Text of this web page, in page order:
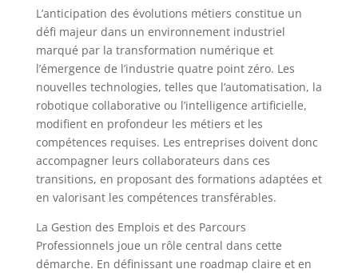
L’anticipation des évolutions métiers constitue un
défi majeur dans un environnement industriel
marqué par la transformation numérique et
l’émergence de l’industrie quatre point zéro. Les
nouvelles technologies, telles que l’automatisation, la
robotique collaborative ou l’intelligence artificielle,
modifient en profondeur les métiers et les
compétences requises. Les entreprises doivent donc
accompagner leurs collaborateurs dans ces
transitions, en proposant des formations adaptées et
en valorisant les compétences transférables.
La Gestion des Emplois et des Parcours
Professionnels joue un rôle central dans cette
démarche. En définissant une roadmap claire et en